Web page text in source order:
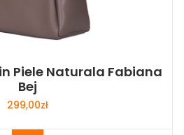
Piele Naturala Fabiana
Bej
299,00zł